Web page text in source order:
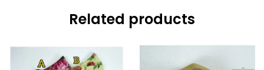
Related products